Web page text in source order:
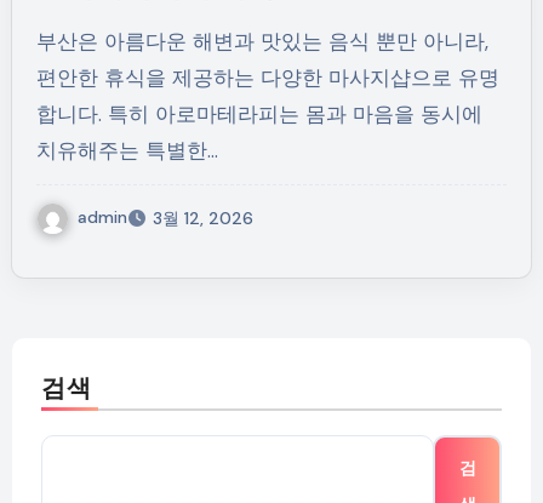
부산은 아름다운 해변과 맛있는 음식 뿐만 아니라,
편안한 휴식을 제공하는 다양한 마사지샵으로 유명
합니다. 특히 아로마테라피는 몸과 마음을 동시에
치유해주는 특별한…
admin 3월 12, 2026
검색
검